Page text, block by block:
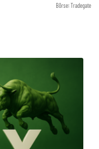
Börse: Tradegate